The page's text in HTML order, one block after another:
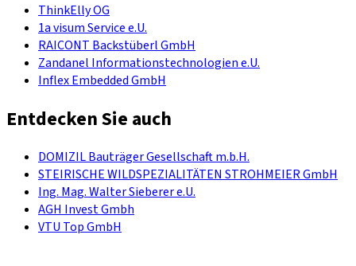
ThinkElly OG
1a visum Service e.U.
RAICONT Backstüberl GmbH
Zandanel Informationstechnologien e.U.
Inflex Embedded GmbH
Entdecken Sie auch
DOMIZIL Bauträger Gesellschaft m.b.H.
STEIRISCHE WILDSPEZIALITÄTEN STROHMEIER GmbH
Ing. Mag. Walter Sieberer e.U.
AGH Invest Gmbh
VTU Top GmbH